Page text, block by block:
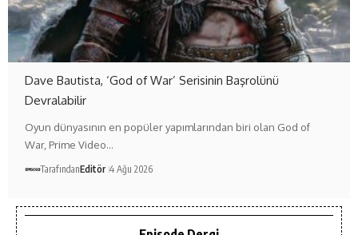
Dave Bautista, ‘God of War’ Serisinin Başrolünü
Devralabilir
Oyun dünyasının en popüler yapımlarından biri olan God of
War, Prime Video…
TarafındanEditör 4 Ağu 2026